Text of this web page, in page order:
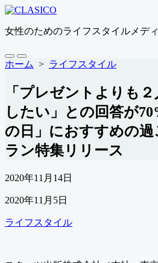
コ
テ
ツ
ス
ッ
プ
女性のためのライフスタイルメデ
検
索
り
替
え
メ
ニ
ー
ホーム > ライフスタイル
「プレゼントよりも
したい」との回答が
の日」におすすめの過
ラン特集リリース
公
日
2020年11月14日
最
更
2020年11月5日
カ
リ
ライフスタイル